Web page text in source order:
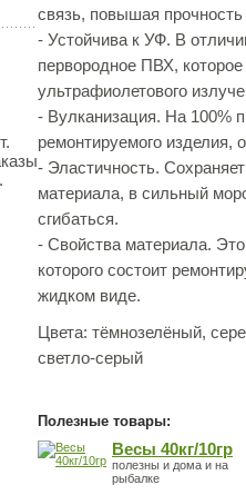
связь, повышая
- Устойчива к УФ. В
первородное ПВХ,
ультрафиолетового
- Вулканизация. На 100%
ремонтируемого
- Эластичность.
материала, в сильный
сгибаться.
- Свойства материала.
которого состоит
жидком виде.
Цвета: тёмнозелёный,
светло-серый
Полезные товары:
Весы 40кг/10гр
полезны и дома и на
рыбалке